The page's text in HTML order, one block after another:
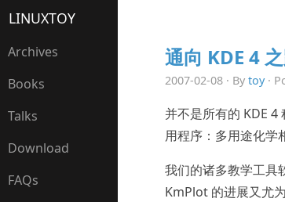
LINUXTOY
Archives
Books
Talks
Download
FAQs
通向 KDE 4
2007-02-08 · By toy·
并不是所有的 KDE 4
用程序：多用途化学
我们的诸多教学工具
KmPlot 的进展又尤